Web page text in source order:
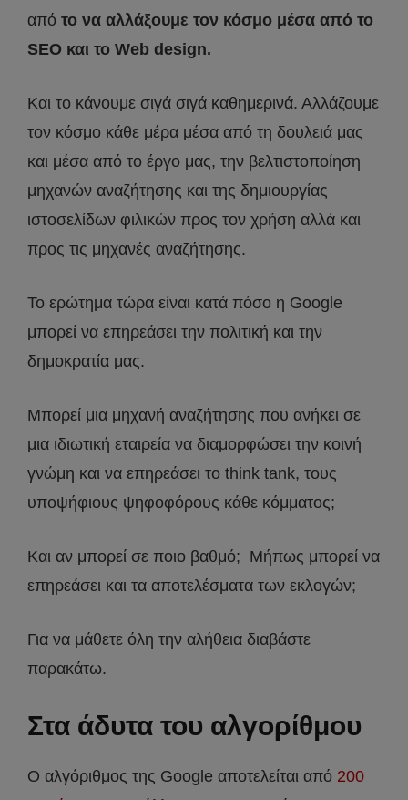
από το να αλλάξουμε τον κόσμο μέσα από το
SEO και το Web design.
Και το κάνουμε σιγά σιγά καθημερινά. Αλλάζουμε
τον κόσμο κάθε μέρα μέσα από τη δουλειά μας
και μέσα από το έργο μας, την βελτιστοποίηση
μηχανών αναζήτησης και της δημιουργίας
ιστοσελίδων φιλικών προς τον χρήση αλλά και
προς τις μηχανές αναζήτησης.
Το ερώτημα τώρα είναι κατά πόσο η Google
μπορεί να επηρεάσει την πολιτική και την
δημοκρατία μας.
Μπορεί μια μηχανή αναζήτησης που ανήκει σε
μια ιδιωτική εταιρεία να διαμορφώσει την κοινή
γνώμη και να επηρεάσει το think tank, τους
υποψήφιους ψηφοφόρους κάθε κόμματος;
Και αν μπορεί σε ποιο βαθμό; Μήπως μπορεί να
επηρεάσει και τα αποτελέσματα των εκλογών;
Για να μάθετε όλη την αλήθεια διαβάστε
παρακάτω.
Στα άδυτα του αλγορίθμου
Ο αλγόριθμος της Google αποτελείται από 200